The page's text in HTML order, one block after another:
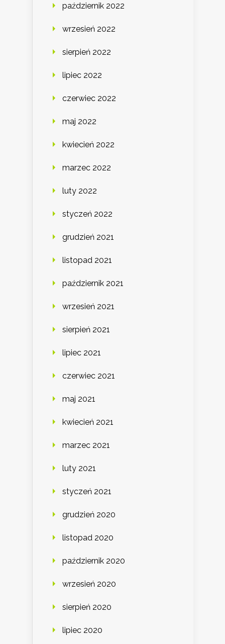
październik 2022
wrzesień 2022
sierpień 2022
lipiec 2022
czerwiec 2022
maj 2022
kwiecień 2022
marzec 2022
luty 2022
styczeń 2022
grudzień 2021
listopad 2021
październik 2021
wrzesień 2021
sierpień 2021
lipiec 2021
czerwiec 2021
maj 2021
kwiecień 2021
marzec 2021
luty 2021
styczeń 2021
grudzień 2020
listopad 2020
październik 2020
wrzesień 2020
sierpień 2020
lipiec 2020